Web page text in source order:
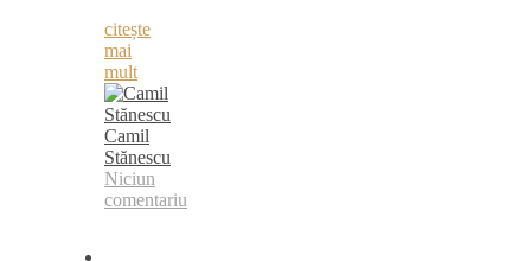
citește
mai
mult
Camil
Stănescu
Niciun
comentariu